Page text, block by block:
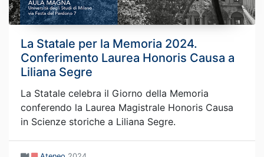
La Statale per la Memoria 2024.
Conferimento Laurea Honoris Causa a
Liliana Segre
La Statale celebra il Giorno della Memoria
conferendo la Laurea Magistrale Honoris Causa
in Scienze storiche a Liliana Segre.